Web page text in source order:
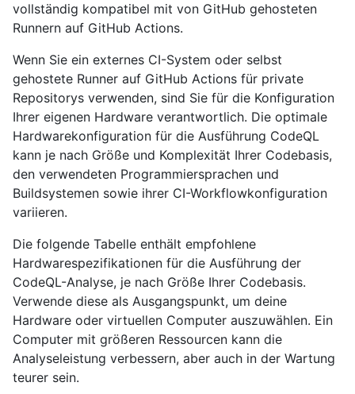
vollständig kompatibel mit von GitHub gehosteten
Runnern auf GitHub Actions.
Wenn Sie ein externes CI-System oder selbst
gehostete Runner auf GitHub Actions für private
Repositorys verwenden, sind Sie für die Konfiguration
Ihrer eigenen Hardware verantwortlich. Die optimale
Hardwarekonfiguration für die Ausführung CodeQL
kann je nach Größe und Komplexität Ihrer Codebasis,
den verwendeten Programmiersprachen und
Buildsystemen sowie ihrer CI-Workflowkonfiguration
variieren.
Die folgende Tabelle enthält empfohlene
Hardwarespezifikationen für die Ausführung der
CodeQL-Analyse, je nach Größe Ihrer Codebasis.
Verwende diese als Ausgangspunkt, um deine
Hardware oder virtuellen Computer auszuwählen. Ein
Computer mit größeren Ressourcen kann die
Analyseleistung verbessern, aber auch in der Wartung
teurer sein.